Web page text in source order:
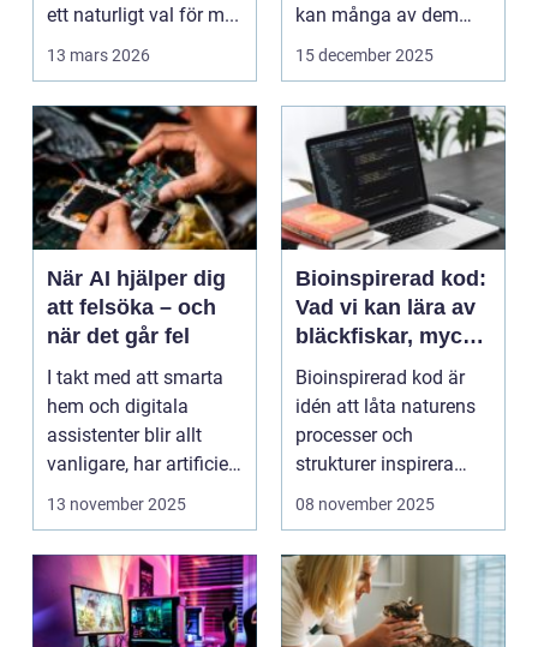
ett naturligt val för m...
13 mars 2026
kan många av dem
f&o...
15 december 2025
När AI hjälper dig
att felsöka – och
när det går fel
I takt med att smarta
hem och digitala
assistenter blir allt
vanligare, har artificiell
intelligens ...
13 november 2025
Bioinspirerad kod:
Vad vi kan lära av
bläckfiskar, mycel
och mossa när vi
bygger nya system
Bioinspirerad kod är
idén att låta naturens
processer och
strukturer inspirera
hur...
08 november 2025